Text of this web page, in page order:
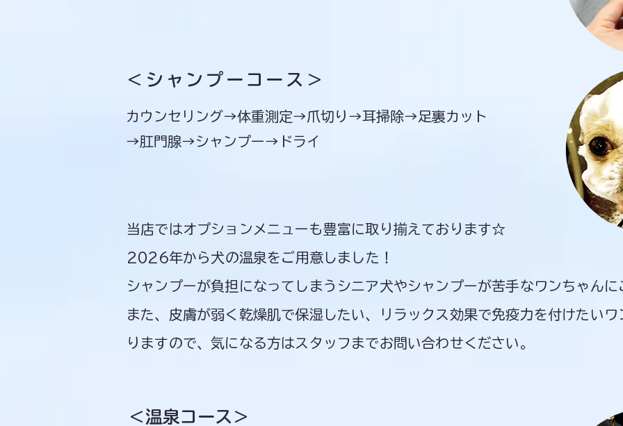
​カウンセリング→体重測定→爪切り→耳掃除→足裏カット
→肛門腺→シャンプー→ドライ
＜シャンプーコース＞
当店ではオプションメニューも豊富に取り揃えております☆
2026年から犬の温泉をご用意しました！
シャンプーが負担になってしまうシニア犬やシャンプーが苦手なワンちゃん
また、皮膚が弱く乾燥肌で保湿したい、リラックス効果で免疫力を付けたい
りますので、気になる方はスタッフまでお問い合わせください。
＜温泉コース＞